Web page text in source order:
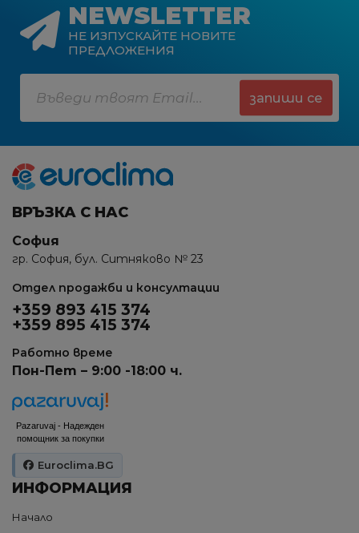
NEWSLETTER
НЕ ИЗПУСКАЙТЕ НОВИТЕ
ПРЕДЛОЖЕНИЯ
запиши се
ВРЪЗКА С НАС
София
гр. София, бул. Ситняково № 23
Отдел продажби и консултации
+359 893 415 374
+359 895 415 374
Работно време
Пон-Пет – 9:00 -18:00 ч.
Pazaruvaj - Надежден
помощник за покупки
Euroclima.BG
ИНФОРМАЦИЯ
Начало